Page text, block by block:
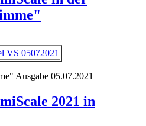
Ausgabe 05.07.2021
2021 in